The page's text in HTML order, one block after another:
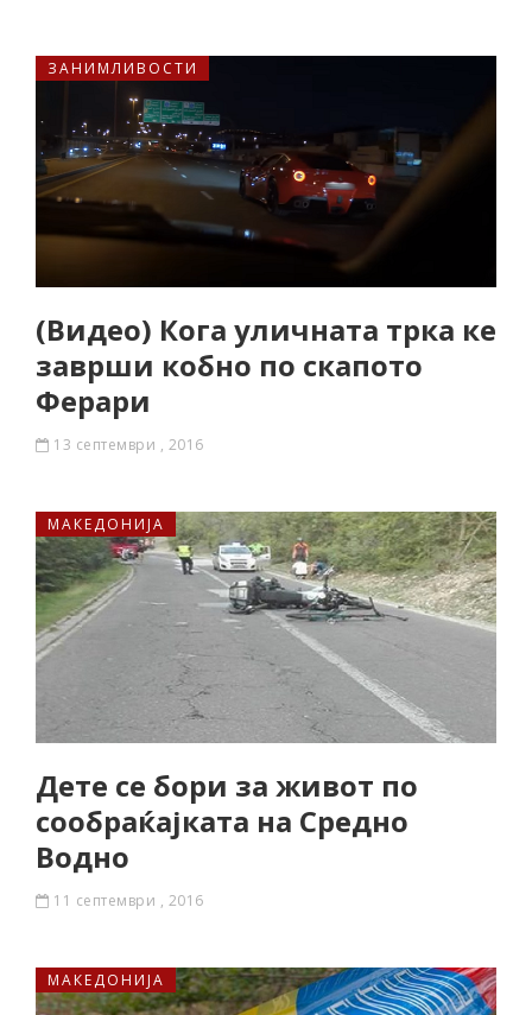
ЗАНИМЛИВОСТИ
(Видео) Кога уличната трка ке
заврши кобно по скапото
Ферари
13 септември , 2016
МАКЕДОНИЈА
Дете се бори за живот по
сообраќајката на Средно
Водно
11 септември , 2016
МАКЕДОНИЈА